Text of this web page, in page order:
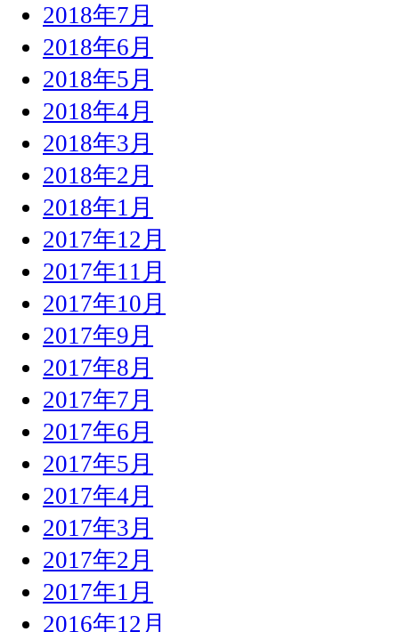
2018年7月
2018年6月
2018年5月
2018年4月
2018年3月
2018年2月
2018年1月
2017年12月
2017年11月
2017年10月
2017年9月
2017年8月
2017年7月
2017年6月
2017年5月
2017年4月
2017年3月
2017年2月
2017年1月
2016年12月